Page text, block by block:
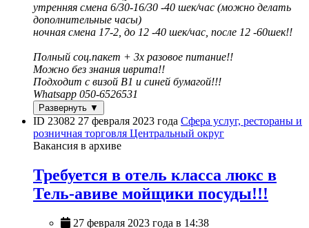
утренняя смена 6/30-16/30 -40 шек/час (можно делать
дополнительные часы)
ночная смена 17-2, до 12 -40 шек/час, после 12 -60шек!!
Полный соц.пакет + 3х разовое питание!!
Можно без знания иврита!!
Подходит с визой B1 и синей бумагой!!!
Whatsapp 050-6526531
Развернуть ▼
ID 23082 27 февраля 2023 года Сфера услуг, рестораны и
розничная торговля Центральный округ
Вакансия в архиве
Требуется в отель класса люкс в
Тель-авиве мойщики посуды!!!
27 февраля 2023 года в 14:38